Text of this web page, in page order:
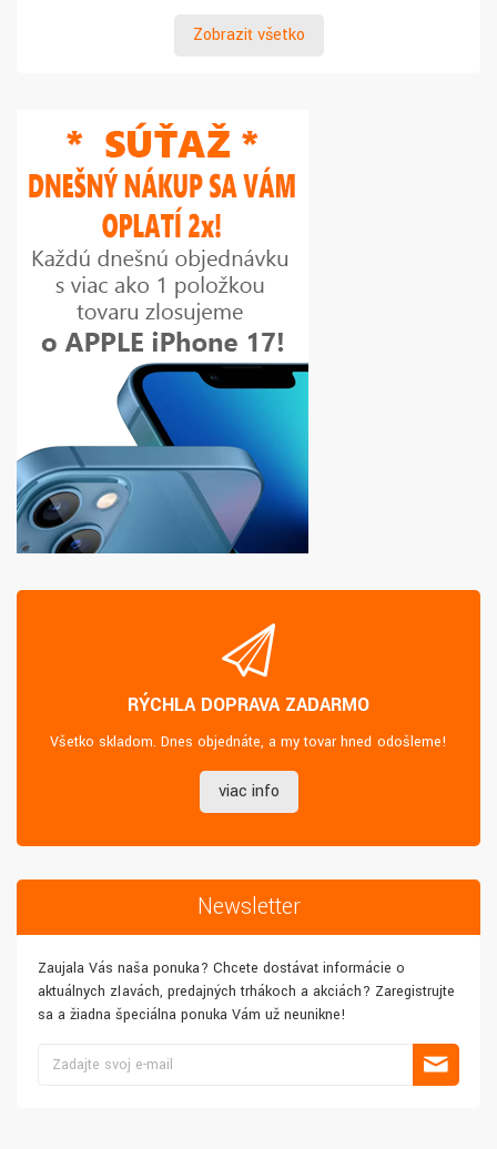
Zobraziť všetko
RÝCHLA DOPRAVA ZADARMO
Všetko skladom. Dnes objednáte, a my tovar hneď odošleme!
viac info
Newsletter
Zaujala Vás naša ponuka? Chcete dostávať informácie o
aktuálnych zľavách, predajných trhákoch a akciách? Zaregistrujte
sa a žiadna špeciálna ponuka Vám už neunikne!